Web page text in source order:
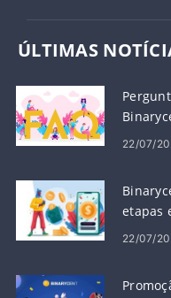
ÚLTIMAS
risco
22/07/
etapas
22/07/